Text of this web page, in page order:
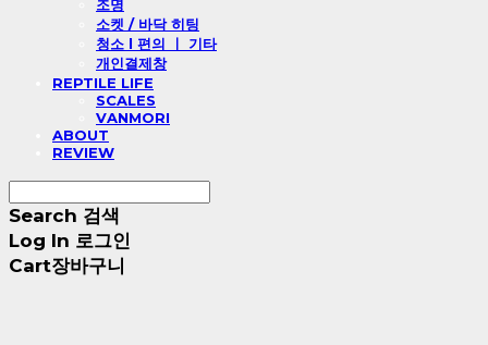
조명
소켓 / 바닥 히팅
청소 l 편의 ㅣ 기타
개인결제창
REPTILE LIFE
SCALES
VANMORI
ABOUT
REVIEW
Search 검색
Log In 로그인
Cart장바구니